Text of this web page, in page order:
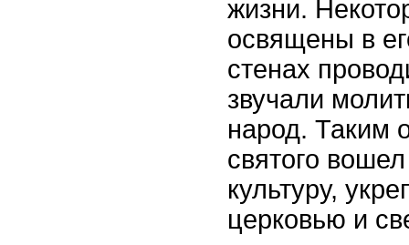
жизни.
освящены в
стенах
звучали
народ. Таким
святого
культуру,
церковью и